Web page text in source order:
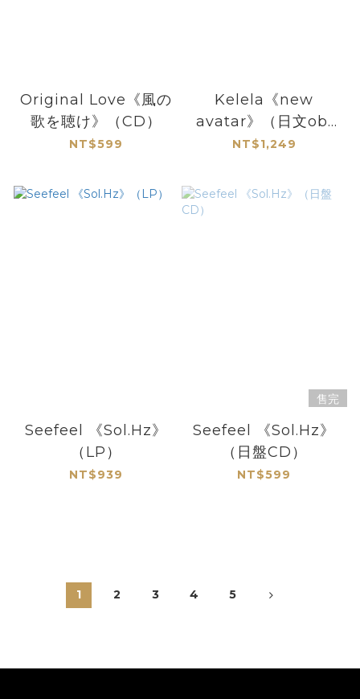
Original Love《風の
歌を聴け》（CD）
NT$599
Kelela《new
avatar》（日文obi
彩膠LP）
NT$1,249
Seefeel 《Sol.Hz》
（LP）
NT$939
售完
Seefeel 《Sol.Hz》
（日盤CD）
NT$599
1 2 3 4 5